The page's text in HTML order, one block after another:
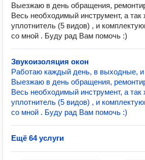
Выезжаю в день обращения,
Весь необходимый инструмент, а так
уплотнитель (5 видов) , и
со мной . Буду рад Вам помочь :)
Звукоизоляция окон
Работаю каждый день, в выходные, и
Выезжаю в день обращения,
Весь необходимый инструмент, а так
уплотнитель (5 видов) , и
со мной . Буду рад Вам помочь :)
Ещё 64 услуги